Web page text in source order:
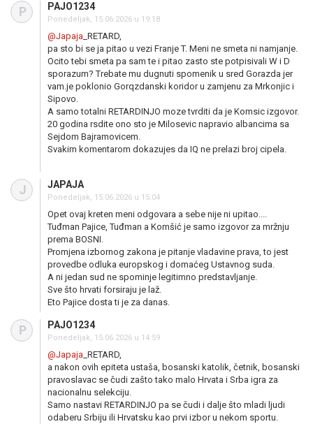
P PAJO1234
Ponedeljak, 15.06.2026 u 19:18
@Japaja _RETARD,
pa sto bi se ja pitao u vezi Franje T. Meni ne smeta ni namjanje.
Ocito tebi smeta pa sam te i pitao zasto ste potpisivali W i D
sporazum? Trebate mu dugnuti spomenik u sred Gorazda jer
vam.je poklonio Gorqzdanski koridor u zamjenu za Mrkonjic i
Sipovo.
A samo totalni RETARDINJO moze tvrditi da je Komsic izgovor.
20 godina rsdite ono sto je Milosevic napravio albancima sa
Sejdom Bajramovicem.
Svakim komentarom dokazujes da IQ ne prelazi broj cipela.
J JAPAJA
Ponedeljak, 15.06.2026 u 15:04
Opet ovaj kreten meni odgovara a sebe nije ni upitao....
Tuđman Pajice, Tuđman a Komšić je samo izgovor za mržnju
prema BOSNI.
Promjena izbornog zakona je pitanje vladavine prava, to jest
provedbe odluka europskog i domaćeg Ustavnog suda.
A ni jedan sud ne spominje legitimno predstavljanje.
Sve što hrvati forsiraju je laž.
Eto Pajice dosta ti je za danas.
P PAJO1234
Ponedeljak, 15.06.2026 u 14:59
@Japaja _RETARD,
a nakon ovih epiteta ustaša, bosanski katolik, četnik, bosanski
pravoslavac se čudi zašto tako malo Hrvata i Srba igra za
nacionalnu selekciju.
Samo nastavi RETARDINJO pa se čudi i dalje što mladi ljudi
odaberu Srbiju ili Hrvatsku kao prvi izbor u nekom sportu.